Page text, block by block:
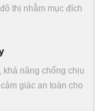
thị nhằm mục đích
khả năng chống chịu
giác an toàn cho